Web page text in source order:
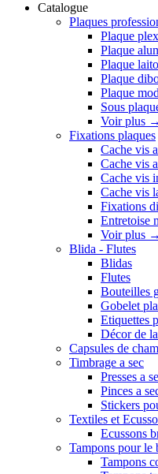
Catalogue
Plaques
Plaque
Plaque
Plaque
Plaque
Plaque
Sous
Voir plus →
Fixations plaques
Cache vis
Cache vis
Cache vis
Cache vis
Fixations
Entretoise
Voir plus →
Blida - Flutes
Blidas
Flutes
Bouteilles
Gobelet
Etiquettes
Décor de
Capsules de
Timbrage a sec
Presses a
Pinces a
Stickers
Textiles et
Ecussons
Tampons pour le
Tampons